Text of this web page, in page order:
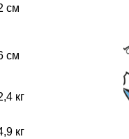
см
см
кг
кг